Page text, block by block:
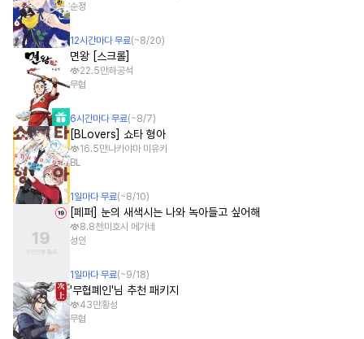
순정
12시간마다 무료(~8/20)
면왕 [스크롤]
22.5만하공석
무협
6시간마다 무료(~8/7)
[BLovers] 쇼타 형아
16.5만나카야마 미유키
BL
1 일마다 무료(~8/10)
[페퍼] 눈의 새색시는 나와 녹아들고 싶어해
8.8천 미호시 메가네
성인
1 일마다 무료(~9/18)
'무협폐인'님 추천 패키지
43만황성
무협